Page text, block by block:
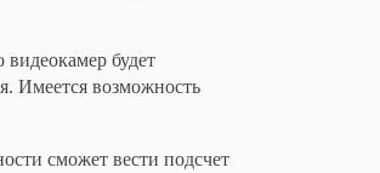
будет
Имеется возможность
сможет вести подсчет